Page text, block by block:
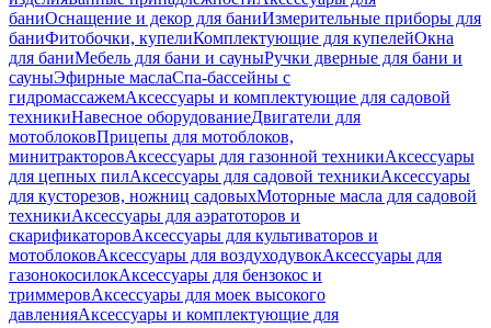
баниОснащение и декор для баниИзмерительные приборы для
баниФитобочки, купелиКомплектующие для купелейОкна
для баниМебель для бани и сауныРучки дверные для бани и
сауныЭфирные маслаСпа-бассейны с
гидромассажемАксессуары и комплектующие для садовой
техникиНавесное оборудованиеДвигатели для
мотоблоковПрицепы для мотоблоков,
минитракторовАксессуары для газонной техникиАксессуары
для цепных пилАксессуары для садовой техникиАксессуары
для кусторезов, ножниц садовыхМоторные масла для садовой
техникиАксессуары для аэратоторов и
скарификаторовАксессуары для культиваторов и
мотоблоковАксессуары для воздуходувокАксессуары для
газонокосилокАксессуары для бензокос и
триммеровАксессуары для моек высокого
давленияАксессуары и комплектующие для